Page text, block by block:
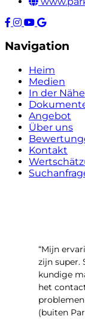
Navigation
Heim
Medien
In der Nähe
Angebot
Über uns
Kontakt
“Mijn
zijn super.
kundige
het
(buiten